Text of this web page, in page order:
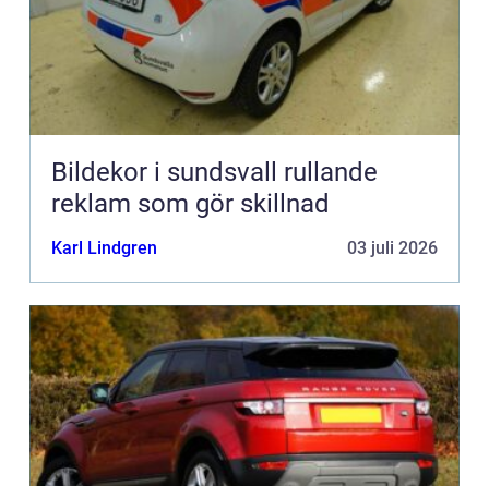
Bildekor i sundsvall rullande
reklam som gör skillnad
Karl Lindgren 03 juli 2026